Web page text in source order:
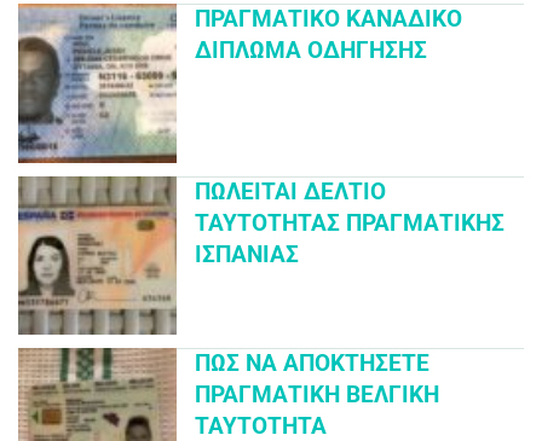
ΠΡΑΓΜΑΤΙΚΌ ΚΑΝΑΔΙΚΌ
ΔΊΠΛΩΜΑ ΟΔΉΓΗΣΗΣ
ΠΩΛΕΊΤΑΙ ΔΕΛΤΊΟ
ΤΑΥΤΌΤΗΤΑΣ ΠΡΑΓΜΑΤΙΚΉΣ
ΙΣΠΑΝΊΑΣ
ΠΏΣ ΝΑ ΑΠΟΚΤΉΣΕΤΕ
ΠΡΑΓΜΑΤΙΚΉ ΒΕΛΓΙΚΉ
ΤΑΥΤΌΤΗΤΑ